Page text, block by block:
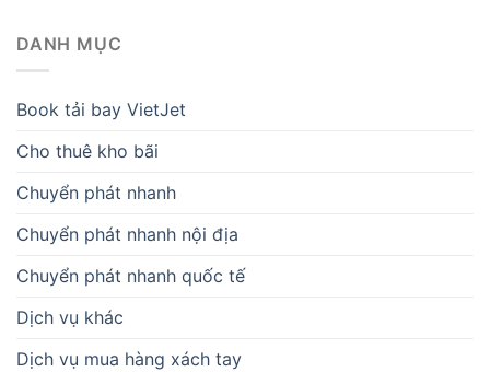
DANH MỤC
Book tải bay VietJet
Cho thuê kho bãi
Chuyển phát nhanh
Chuyển phát nhanh nội địa
Chuyển phát nhanh quốc tế
Dịch vụ khác
Dịch vụ mua hàng xách tay